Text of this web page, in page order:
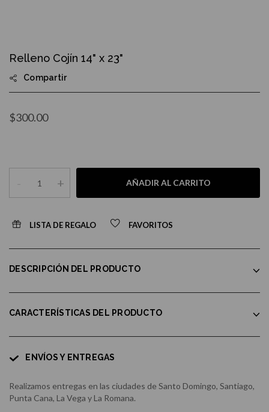
the
of
the
gallery
Relleno Cojín 14" x 23"
Compartir
$300.00
- + AÑADIR AL CARRITO
LISTA DE REGALO FAVORITOS
DESCRIPCIÓN DEL PRODUCTO
CARACTERÍSTICAS DEL PRODUCTO
ENVÍOS Y ENTREGAS
Realizamos entregas en las ciudades de Santo Domingo, Santiago,
Punta Cana, La Vega y La Romana.